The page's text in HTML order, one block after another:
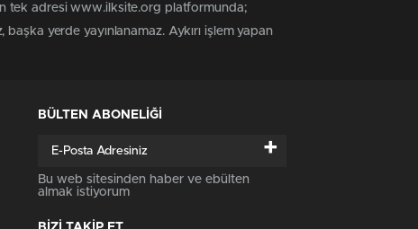
tek adresi www.ilksite.org platformunda;
yerde yayınlanamaz. Aykırı işlem yapan
BÜLTEN ABONELİĞİ
+
Bu web sitesinden haber ve ebülten
almak istiyorum